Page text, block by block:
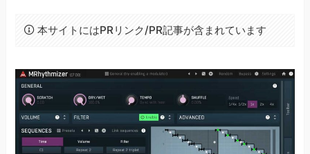
本サイトにはPRリンク/PR記事が含まれています